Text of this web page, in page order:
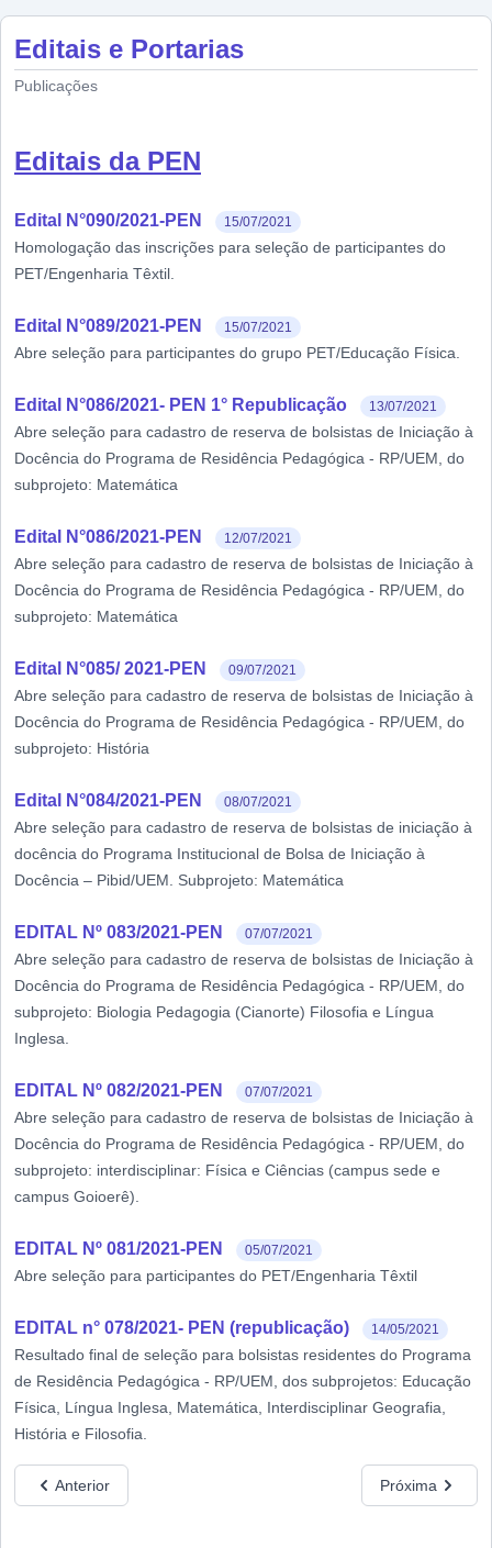
Editais e Portarias
Publicações
Editais da PEN
Edital N°090/2021-PEN 15/07/2021
Homologação das inscrições para seleção de participantes do
PET/Engenharia Têxtil.
Edital N°089/2021-PEN 15/07/2021
Abre seleção para participantes do grupo PET/Educação Física.
Edital N°086/2021- PEN 1° Republicação 13/07/2021
Abre seleção para cadastro de reserva de bolsistas de Iniciação à
Docência do Programa de Residência Pedagógica - RP/UEM, do
subprojeto: Matemática
Edital N°086/2021-PEN 12/07/2021
Abre seleção para cadastro de reserva de bolsistas de Iniciação à
Docência do Programa de Residência Pedagógica - RP/UEM, do
subprojeto: Matemática
Edital N°085/ 2021-PEN 09/07/2021
Abre seleção para cadastro de reserva de bolsistas de Iniciação à
Docência do Programa de Residência Pedagógica - RP/UEM, do
subprojeto: História
Edital N°084/2021-PEN 08/07/2021
Abre seleção para cadastro de reserva de bolsistas de iniciação à
docência do Programa Institucional de Bolsa de Iniciação à
Docência – Pibid/UEM. Subprojeto: Matemática
EDITAL Nº 083/2021-PEN 07/07/2021
Abre seleção para cadastro de reserva de bolsistas de Iniciação à
Docência do Programa de Residência Pedagógica - RP/UEM, do
subprojeto: Biologia Pedagogia (Cianorte) Filosofia e Língua
Inglesa.
EDITAL Nº 082/2021-PEN 07/07/2021
Abre seleção para cadastro de reserva de bolsistas de Iniciação à
Docência do Programa de Residência Pedagógica - RP/UEM, do
subprojeto: interdisciplinar: Física e Ciências (campus sede e
campus Goioerê).
EDITAL Nº 081/2021-PEN 05/07/2021
Abre seleção para participantes do PET/Engenharia Têxtil
EDITAL n° 078/2021- PEN (republicação) 14/05/2021
Resultado final de seleção para bolsistas residentes do Programa
de Residência Pedagógica - RP/UEM, dos subprojetos: Educação
Física, Língua Inglesa, Matemática, Interdisciplinar Geografia,
História e Filosofia.
Anterior Próxima